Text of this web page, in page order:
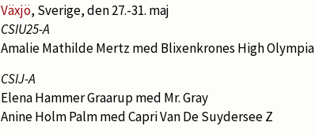
Växjö, Sverige, den 27.-31. maj
CSIU25-A
Amalie Mathilde Mertz med Blixenkrones High Olympia
CSIJ-A
Elena Hammer Graarup med Mr. Gray
Anine Holm Palm med Capri Van De Suydersee Z